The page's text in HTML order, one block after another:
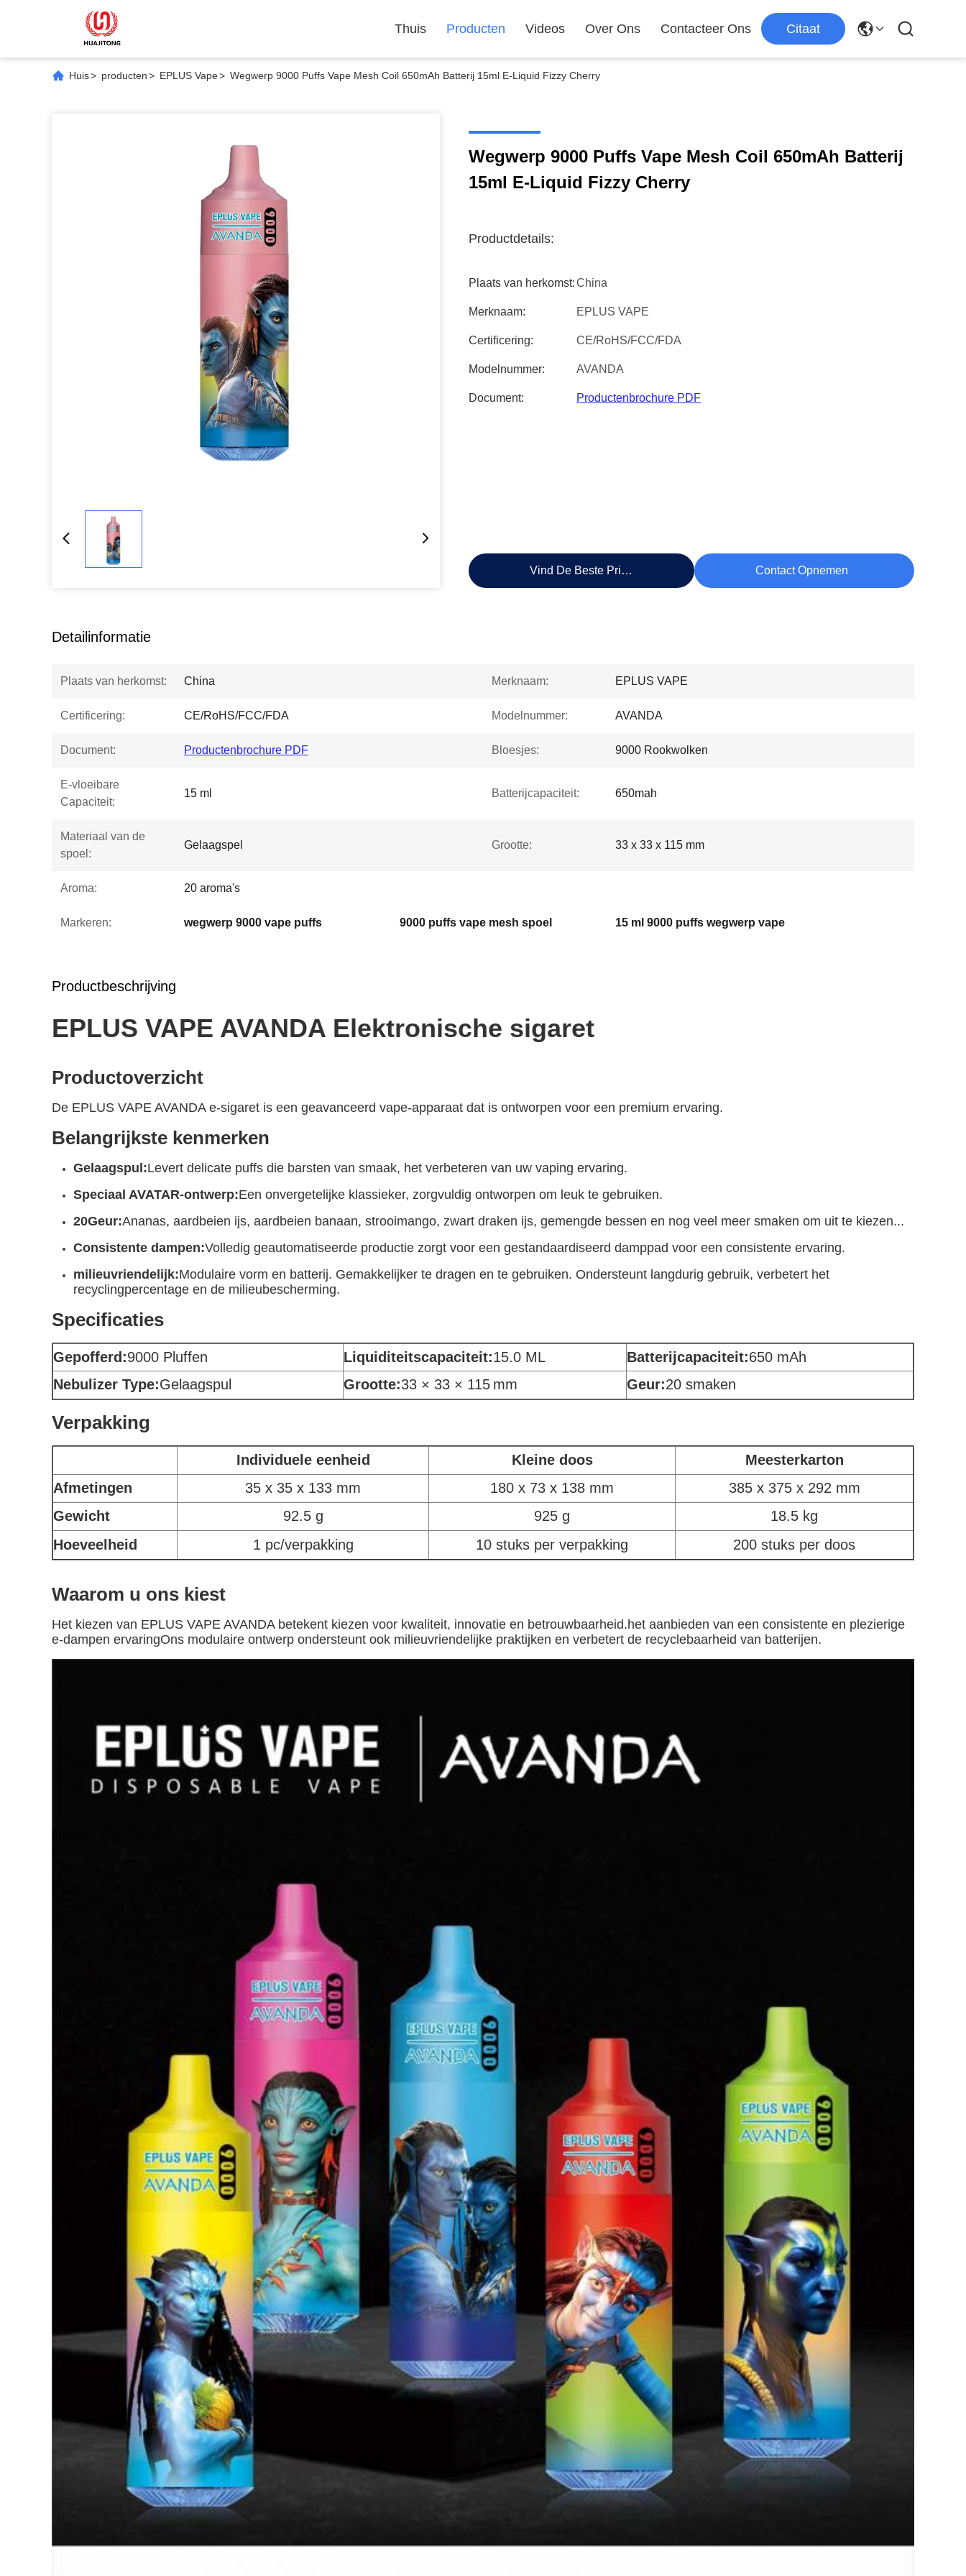
Thuis Producten Videos Over Ons Contacteer Ons Citaat
Huis> producten> EPLUS Vape> Wegwerp 9000 Puffs Vape Mesh Coil 650mAh Batterij 15ml E-Liquid Fizzy Cherry
Wegwerp 9000 Puffs Vape Mesh Coil 650mAh Batterij
15ml E-Liquid Fizzy Cherry
Productdetails:
Plaats van herkomst:China
Merknaam: EPLUS VAPE
Certificering: CE/RoHS/FCC/FDA
Modelnummer: AVANDA
Document: Productenbrochure PDF
Vind De Beste Prijs Contact Opnemen
Detailinformatie
Plaats van herkomst: China Merknaam: EPLUS VAPE
Certificering: CE/RoHS/FCC/FDA Modelnummer: AVANDA
Document: Productenbrochure PDF Bloesjes: 9000 Rookwolken
E-vloeibare
Capaciteit:
15 ml Batterijcapaciteit: 650mah
Materiaal van de
spoel:
Gelaagspel Grootte: 33 x 33 x 115 mm
Aroma: 20 aroma's
Markeren: wegwerp 9000 vape puffs 9000 puffs vape mesh spoel 15 ml 9000 puffs wegwerp vape
Productbeschrijving
EPLUS VAPE AVANDA Elektronische sigaret
Productoverzicht
De EPLUS VAPE AVANDA e-sigaret is een geavanceerd vape-apparaat dat is ontworpen voor een premium ervaring.
Belangrijkste kenmerken
Gelaagspul :Levert delicate puffs die barsten van smaak, het verbeteren van uw vaping ervaring.
Speciaal AVATAR-ontwerp:Een onvergetelijke klassieker, zorgvuldig ontworpen om leuk te gebruiken.
20Geur:Ananas, aardbeien ijs, aardbeien banaan, strooimango, zwart draken ijs, gemengde bessen en nog veel meer smaken om uit te kiezen...
Consistente dampen:Volledig geautomatiseerde productie zorgt voor een gestandaardiseerd damppad voor een consistente ervaring.
milieuvriendelijk:Modulaire vorm en batterij. Gemakkelijker te dragen en te gebruiken. Ondersteunt langdurig gebruik, verbetert het
recyclingpercentage en de milieubescherming.
Specificaties
Gepofferd:9000 Pluffen Liquiditeitscapaciteit:15.0 ML Batterijcapaciteit:650 mAh
Nebulizer Type:Gelaagspul Grootte:33 × 33 × 115 mm Geur:20 smaken
Verpakking
Individuele eenheid Kleine doos
Meesterkarton
Afmetingen
35 x 35 x 133 mm 180 x 73 x 138 mm
385 x 375 x 292 mm
Gewicht
92.5 g 925 g
18.5 kg
Hoeveelheid
1 pc/verpakking 10 stuks per verpakking 200 stuks per doos
Waarom u ons kiest
Het kiezen van EPLUS VAPE AVANDA betekent kiezen voor kwaliteit, innovatie en betrouwbaarheid.het aanbieden van een consistente en plezierige
e-dampen ervaringOns modulaire ontwerp ondersteunt ook milieuvriendelijke praktijken en verbetert de recyclebaarheid van batterijen.